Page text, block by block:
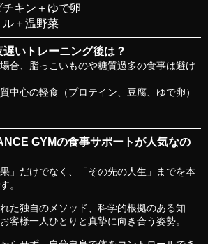
キン＋ゆで卵
＋温野菜
いトレーニング後は？
合、脂っこいものや糖質過多の食事は避け
中心の軽食（プロテイン、豆腐、ゆで卵）
GYMの食事サポートが人気なの
」だけでなく、「その先の人生」までを本
。
た独自のメソッド、科学的根拠のある知
客様一人ひとりと真摯に向き合う姿勢。